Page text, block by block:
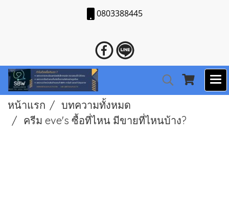
0803388445
หน้าแรก
บทความทั้งหมด
ครีม eve's ซื้อที่ไหน มีขายที่ไหนบ้าง?